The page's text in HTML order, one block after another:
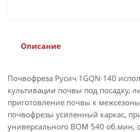
Описание
Почвофреза Русич 1GQN-140
культивации почвы под посадку,
приготовление почвы к
почвофрезы усиленный каркас,
универсального ВОМ 540 об.мин,